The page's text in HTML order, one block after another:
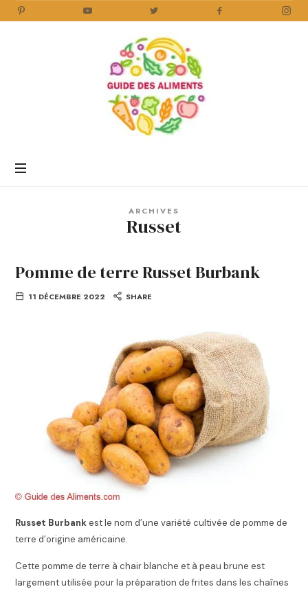
Aliments
ARCHIVES
Russet
Pomme de terre Russet Burbank
11 DÉCEMBRE 2022 SHARE
Russet Burbankest le nom d’une variété cultivée de pomme de
terre d’origine américaine.
Cette pomme de terre à chair blanche et à peau brune est
largement utilisée pour la préparation de frites dans les chaînes